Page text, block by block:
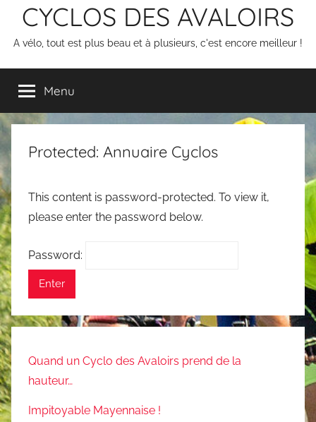
CYCLOS DES AVALOIRS
A vélo, tout est plus beau et à plusieurs, c'est encore meilleur !
Menu
Protected: Annuaire Cyclos
This content is password-protected. To view it,
please enter the password below.
Password:
Quand un Cyclo des Avaloirs prend de la
hauteur…
Impitoyable Mayennaise !